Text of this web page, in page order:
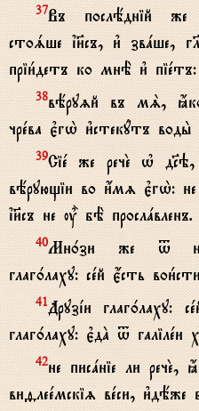
37Въ послёдній же
стоsше ї}съ, и3 звaше,
пріи1детъ ко мнЁ и3 піeтъ:
38вёруzй въ мS,
чрeва є3гw2 и3стекyтъ
39Сіe же речE њ
вёрующіи во и4мz
ї}съ не u5 бЁ прослaвленъ.
40Мн0зи же t
глаг0лаху: сeй є4сть
41Друзjи глаг0лаху:
глаг0лаху: є3дA t
42не писaніе ли
виfлеeмскіz вeси, и3дёже